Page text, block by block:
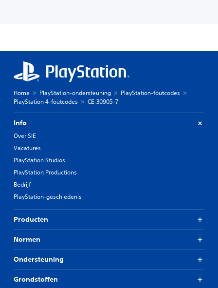
Home PlayStation-ondersteuning
PlayStation-foutcodes
PlayStation 4-foutcodes
CE-30905-7
Info
Over SIE
Vacatures
PlayStation Studios
PlayStation Productions
Bedrijf
PlayStation-geschiedenis
Producten
Normen
Ondersteuning
Grondstoffen